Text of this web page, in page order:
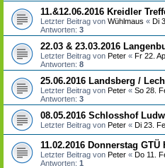
11.&12.06.2016 Kreidler
Letzter Beitrag von Wühlmaus « Di
Antworten: 3
22.03 & 23.03.2016
Letzter Beitrag von Peter « Fr 22.
Antworten: 8
25.06.2016 Landsberg /
Letzter Beitrag von Peter « So 28.
Antworten: 3
08.05.2016 Schlosshof
Letzter Beitrag von Peter « Di 23.
11.02.2016 Donnerstag
Letzter Beitrag von Peter « Do 11.
Antworten: 1